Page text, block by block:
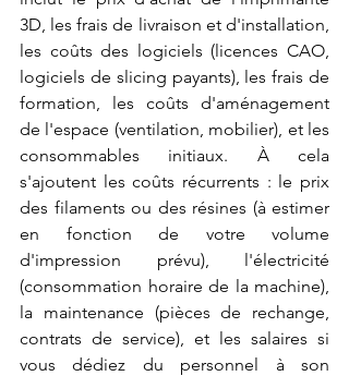
3D, les frais de livraison et d'installation,
les coûts des logiciels (licences CAO,
logiciels de slicing payants), les frais de
formation, les coûts d'aménagement
de l'espace (ventilation, mobilier), et les
consommables initiaux. À cela
s'ajoutent les coûts récurrents : le prix
des filaments ou des résines (à estimer
en fonction de votre volume
d'impression prévu), l'électricité
(consommation horaire de la machine),
la maintenance (pièces de rechange,
contrats de service), et les salaires si
vous dédiez du personnel à son